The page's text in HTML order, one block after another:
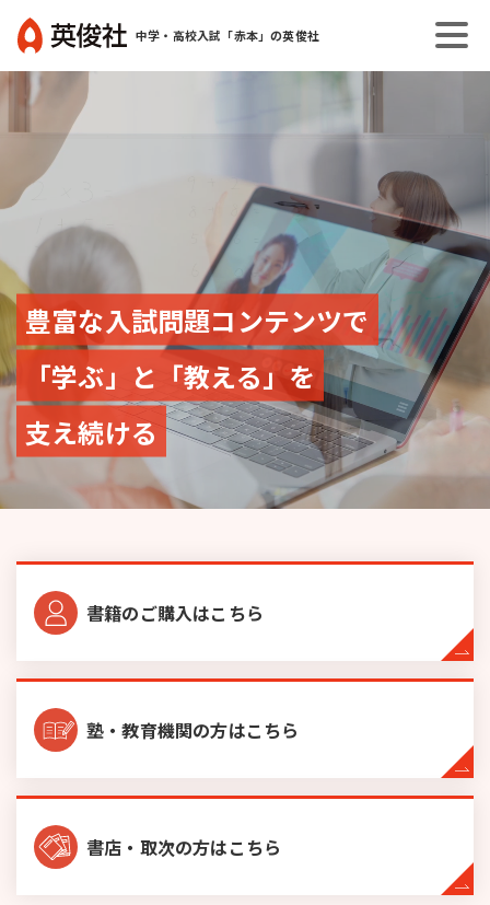
テ
ン
キ
プ
中学・高校入試「赤本」の英俊社
赤
本
試・
校
入
試
過
題
集)
英
社
豊富な入試問題コンテンツで
「学ぶ」と「教える」を
支え続ける
書籍のご購入はこちら
塾・教育機関の方はこちら
書店・取次の⽅はこちら